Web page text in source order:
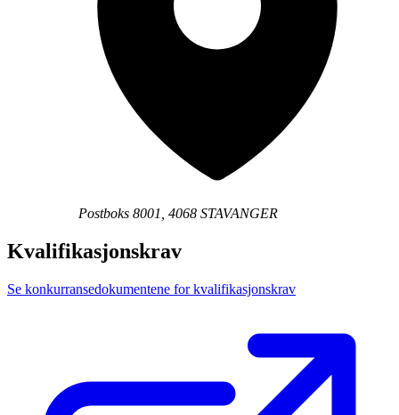
Postboks 8001, 4068 STAVANGER
Kvalifikasjonskrav
Se konkurransedokumentene for kvalifikasjonskrav